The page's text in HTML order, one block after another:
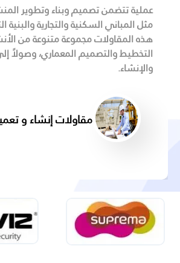
عملية تتضمن تصميم وبناء وتطوير
مثل المباني السكنية والتجارية
هذه المقاولات مجموعة متنوعة من
التخطيط والتصميم المعماري، وصولاً
والإنشاء.
مقاولات إنشاء و